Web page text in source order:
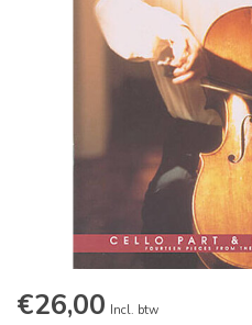
€26,00 Incl. btw